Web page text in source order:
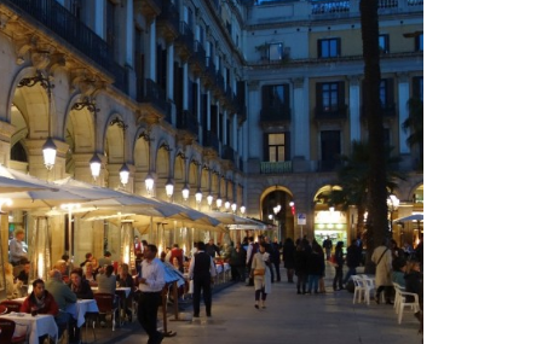
ARTICOLE RECENTE
„Jurnalul Alinutei”
implineste azi 10 ani!
25 NOIEMBRIE 2024
„Let’s Talk About
Menopause” – dincolo de a
fi un subiect tabu
2 APRILIE 2024
Un weekend in La Spezia si
Cinque Terre